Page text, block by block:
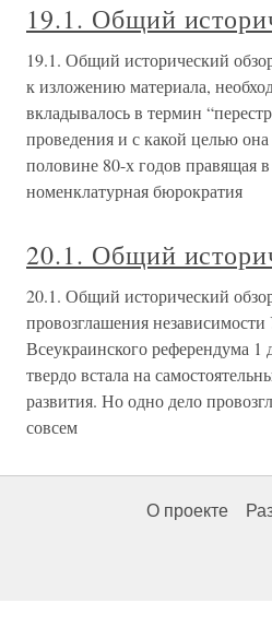
19.1. Общий
19.1. Общий исторический
к изложению материала,
вкладывалось в термин
проведения и с какой целью
половине 80-х годов правящая
номенклатурная бюрократия
20.1. Общий
20.1. Общий исторический
провозглашения
Всеукраинского референдума 1
твердо встала на
развития. Но одно дело
совсем
О проекте